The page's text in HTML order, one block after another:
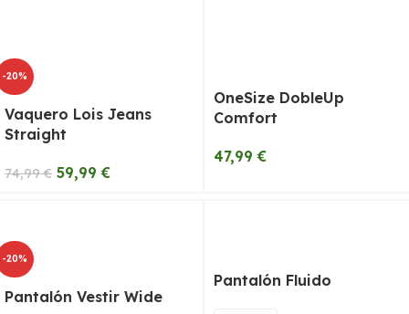
-20%
Vaquero Lois Jeans
Straight
74,99€ 59,99€
OneSize DobleUp
Comfort
47,99€
-20%
Pantalón Vestir Wide
Pantalón Fluido